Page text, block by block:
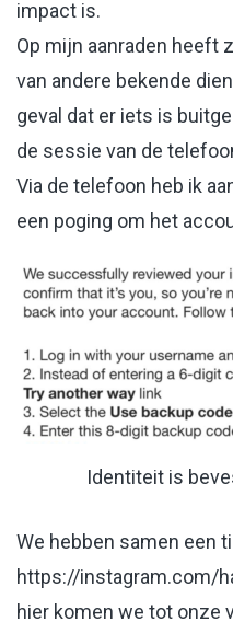
impact is.
Op mijn aanraden heeft
van andere bekende
geval dat er iets is
de sessie van de
Via de telefoon heb ik
een poging om het
Identiteit is
We hebben samen een
https://instagram.com/
hier komen we tot onze